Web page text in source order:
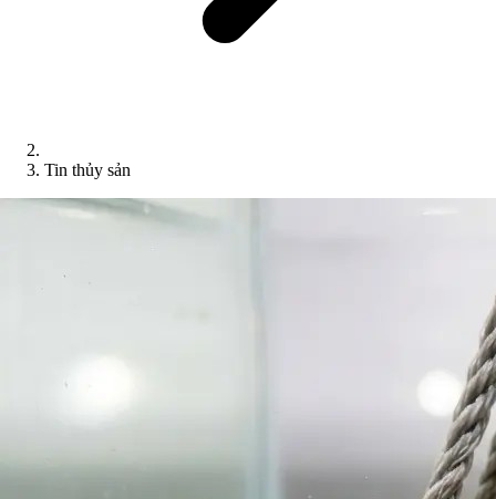
Tin thủy sản